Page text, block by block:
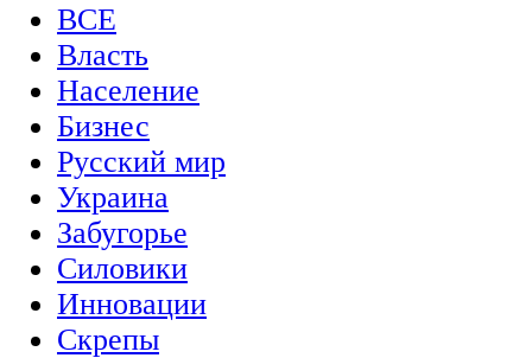
ВСЕ
Власть
Население
Бизнес
Русский мир
Украина
Забугорье
Силовики
Инновации
Скрепы